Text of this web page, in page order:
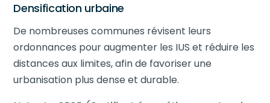
Densification urbaine
De nombreuses communes révisent leurs
ordonnances pour augmenter les IUS et réduire les
distances aux limites, afin de favoriser une
urbanisation plus dense et durable.